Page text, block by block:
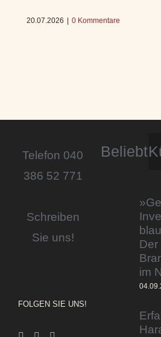
20.07.2026 | 0 Kommentare
Telefon 040
386 52 771
Schreiben
Sie uns!
FOLGEN SIE UNS!
Beliebt
Der
im